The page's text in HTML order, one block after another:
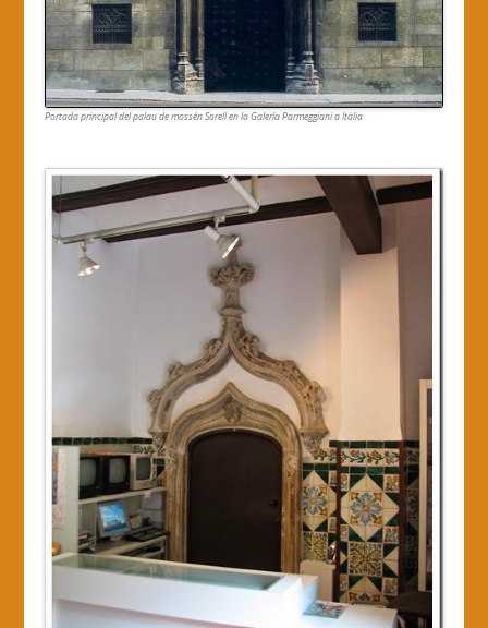
Portada principal del palau de mossén Sorell en la Galería Parmeggiani a Itàlia